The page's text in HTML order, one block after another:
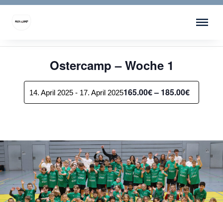
Menü überspringen
Ostercamp – Woche 1
14. April 2025 - 17. April 2025165.00€ – 185.00€